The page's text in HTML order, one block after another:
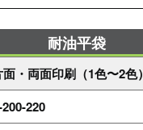
耐油平袋
面・両面印刷（1色〜2色）
220